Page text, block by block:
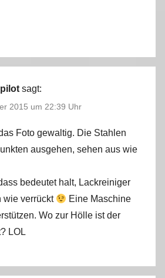
sagt:
2015 um 22:39 Uhr
Foto gewaltig. Die Stahlen
ausgehen, sehen aus wie
bedeutet halt, Lackreiniger
wie verrückt
Eine Maschine
Wo zur Hölle ist der
LOL